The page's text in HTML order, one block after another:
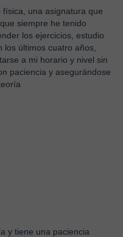
una asignatura que
siempre he tenido
los ejercicios, estudio
últimos cuatro años,
a mi horario y nivel sin
paciencia y asegurándose
y tiene una paciencia